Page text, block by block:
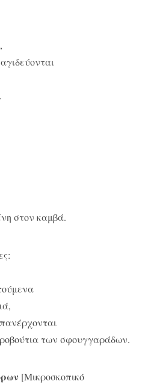
στον καμβά.
των σφουγγαράδων.
[Μικροσκοπικό